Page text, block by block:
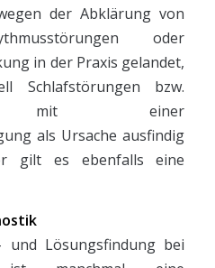
der Abklärung von
oder
in der Praxis gelandet,
Schlafstörungen bzw.
mit einer
als Ursache ausfindig
gilt es ebenfalls eine
und Lösungsfindung bei